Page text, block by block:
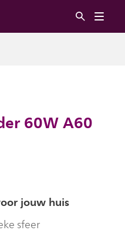
60W A60
jouw huis
sfeer